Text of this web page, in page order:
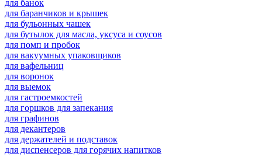
для банок
для баранчиков и крышек
для бульонных чашек
для бутылок для масла, уксуса и соусов
для помп и пробок
для вакуумных упаковщиков
для вафельниц
для воронок
для выемок
для гастроемкостей
для горшков для запекания
для графинов
для декантеров
для держателей и подставок
для диспенсеров для горячих напитков